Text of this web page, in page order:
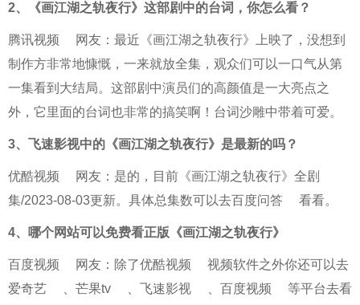
2、 《画江湖之轨夜行》这部剧中的台词，你怎么看？
腾讯视频
网友：最近《画江湖之轨夜行》上映了，没想到
制作方非常地慷慨，一来就放全集，观众们可以一口气从第
一集看到大结局。这部剧中演员们的高颜值是一大亮点之
外，它里面的台词也非常的搞笑啊！台词沙雕中带着可爱。
3、 飞速影视中的《画江湖之轨夜行》是最新的吗？
优酷视频
网友：是的，目前《画江湖之轨夜行》全剧
集/2023-08-03更新。具体总集数可以去百度问答 看看。
4、 哪个网站可以免费看正版《画江湖之轨夜行》
百度视频 网友：除了优酷视频
视频软件之外你还可以去
爱奇艺
、 芒果tv 、 飞速影视 、 百度视频
等平台去看